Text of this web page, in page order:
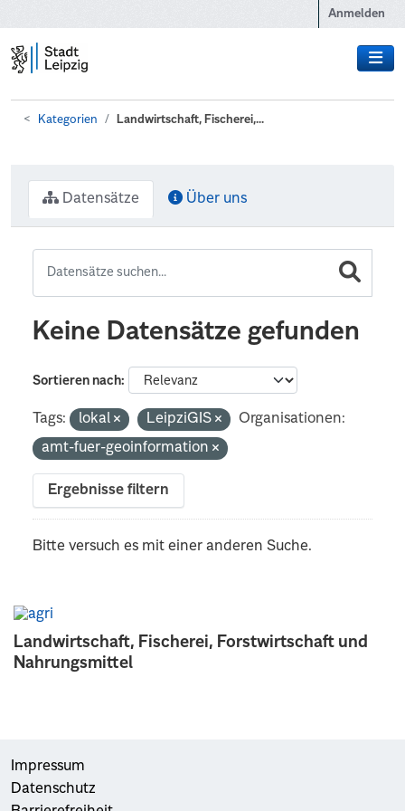
Anmelden
Kategorien Landwirtschaft, Fischerei,...
Landwirtschaft, Fischerei, Forstwirtschaft und
Nahrungsmittel
Datensätze Über uns
Keine Datensätze gefunden
Sortieren nach
Tags: lokal LeipziGIS
Organisationen:
amt-fuer-geoinformation
Ergebnisse filtern
Bitte versuch es mit einer anderen Suche.
Impressum
Datenschutz